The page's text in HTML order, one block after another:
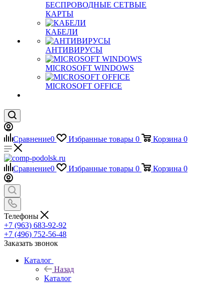
БЕСПРОВОДНЫЕ СЕТВЫЕ
КАРТЫ
КАБЕЛИ
АНТИВИРУСЫ
MICROSOFT WINDOWS
MICROSOFT OFFICE
Сравнение0 Избранные товары 0 Корзина 0
Сравнение0 Избранные товары 0 Корзина 0
Телефоны
+7 (963) 683-92-92
+7 (496) 752-56-48
Заказать звонок
Каталог
Назад
Каталог